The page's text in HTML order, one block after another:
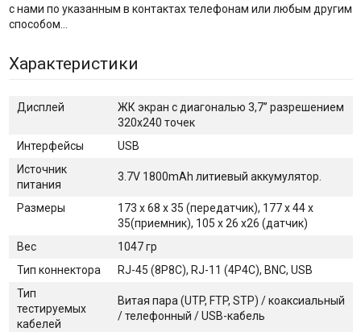
с нами по указанным в контактах телефонам или любым другим
способом…
Характеристики
Дисплей
ЖК экран с диагональю 3,7’’ разрешением
320х240 точек
Интерфейсы
USB
Источник
питания
3.7V 1800mAh литиевый аккумулятор.
Размеры
173 x 68 x 35 (передатчик), 177 x 44 x
35(приемник), 105 х 26 х26 (датчик)
Вес
1047 гр
Тип коннектора
RJ-45 (8P8C), RJ-11 (4P4C), BNC, USB
Тип
тестируемых
кабелей
Витая пара (UTP, FTP, STP) / коаксиальный
/ телефонный / USB-кабель